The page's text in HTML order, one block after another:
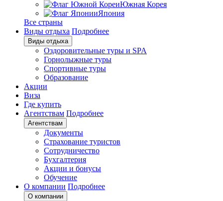
Южная Корея
Япония
Все страны
Виды отдыха Подробнее
Виды отдыха
Оздоровительные туры и SPA
Горнолыжные туры
Спортивные туры
Образование
Акции
Виза
Где купить
Агентствам Подробнее
Агентствам
Документы
Страхование туристов
Сотрудничество
Бухгалтерия
Акции и бонусы
Обучение
О компании Подробнее
О компании